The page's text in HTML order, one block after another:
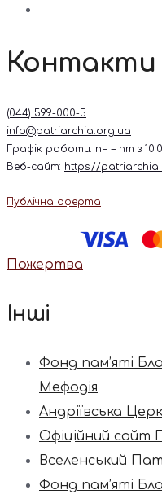
Контакти
(044) 599-000-5
info@patriarchia.org.ua
Графік роботи: пн – пт з
Веб-сайт: https://
Публічна оферта
Пожертва
Інші
Фонд пам’яті
Мефодія
Андріївська
Офіційний сайт
Вселенський
Фонд пам’яті